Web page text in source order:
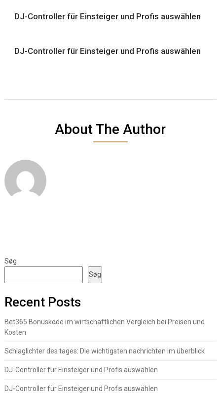
DJ-Controller für Einsteiger und Profis auswählen
DJ-Controller für Einsteiger und Profis auswählen
About The Author
Søg
Søg
Recent Posts
Bet365 Bonuskode im wirtschaftlichen Vergleich bei Preisen und
Kosten
Schlaglichter des tages: Die wichtigsten nachrichten im überblick
DJ-Controller für Einsteiger und Profis auswählen
DJ-Controller für Einsteiger und Profis auswählen